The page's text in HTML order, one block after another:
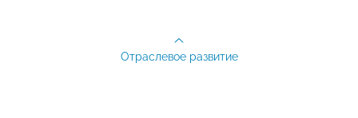
Отраслевое развитие